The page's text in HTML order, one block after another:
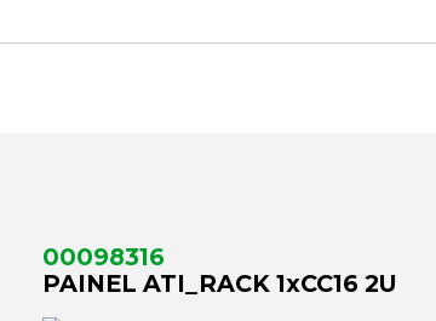
00098316
PAINEL ATI_RACK 1xCC16 2U